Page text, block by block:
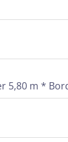
5,80 m *